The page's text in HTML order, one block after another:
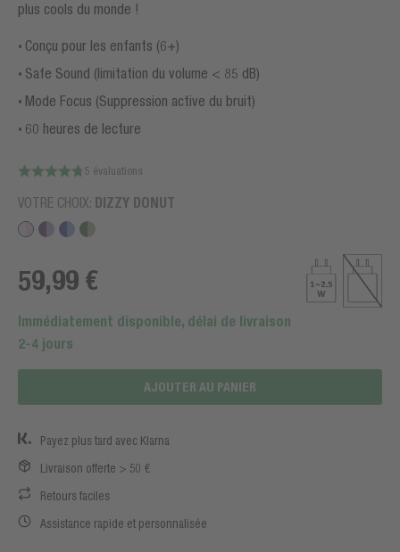
plus cools du monde !
Conçu pour les enfants (6+)
Safe Sound (limitation du volume < 85 dB)
Mode Focus (Suppression active du bruit)
60 heures de lecture
5 évaluations
VOTRE CHOIX: DIZZY DONUT
59,99 €
Immédiatement disponible, délai de livraison
2-4 jours
AJOUTER AU PANIER
Payez plus tard avec Klarna
Livraison offerte > 50 €
Retours faciles
Assistance rapide et personnalisée